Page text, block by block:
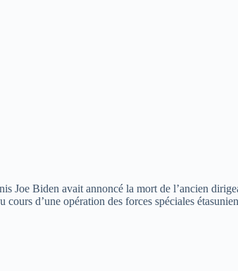
Joe Biden avait annoncé la mort de l’ancien
cours d’une opération des forces spéciales